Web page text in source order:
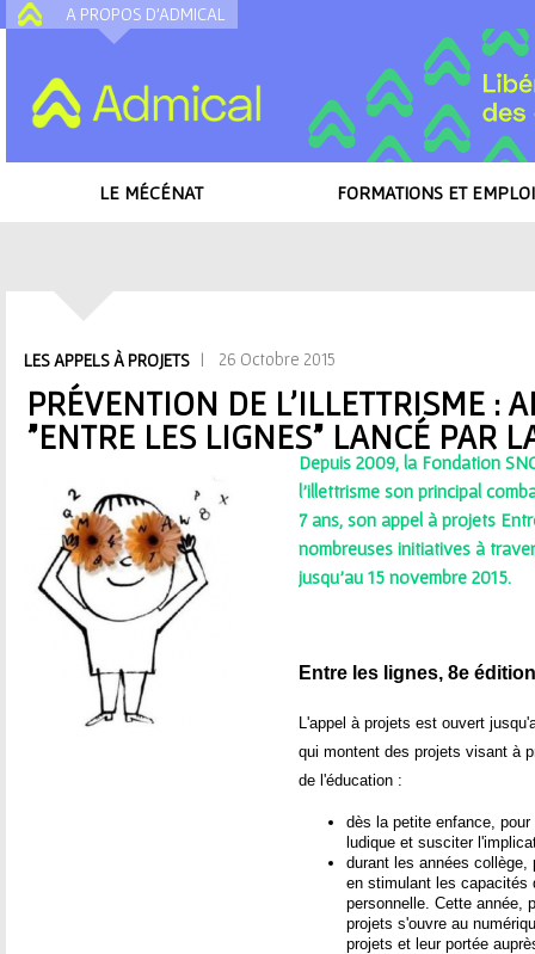
A PROPOS D'ADMICAL
LE MÉCÉNAT FORMATIONS ET
LES APPELS À PROJETS | 26 Octobre 2015
PRÉVENTION DE L'ILLETTRISME :
"ENTRE LES LIGNES" LANCÉ PAR
Depuis 2009, la Fondation
l’illettrisme son principal
7 ans, son appel à projets
nombreuses initiatives à
jusqu'au 15 novembre 2015.
Entre les lignes, 8e édition
L'appel à projets est ouvert
qui montent des projets visant à
de l'éducation :
dès la petite enfance,
ludique et susciter
durant les années
en stimulant les capacités
personnelle. Cette année,
projets s'ouvre au
projets et leur portée